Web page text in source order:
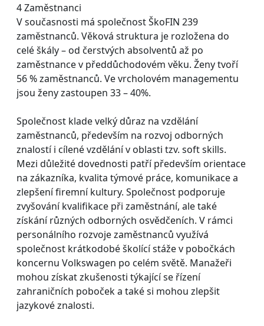
4 Zaměstnanci
V současnosti má společnost ŠkoFIN 239
zaměstnanců. Věková struktura je rozložena do
celé škály – od čerstvých absolventů až po
zaměstnance v předdůchodovém věku. Ženy tvoří
56 % zaměstnanců. Ve vrcholovém managementu
jsou ženy zastoupen 33 – 40%.
Společnost klade velký důraz na vzdělání
zaměstnanců, především na rozvoj odborných
znalostí i cílené vzdělání v oblasti tzv. soft skills.
Mezi důležité dovednosti patří především orientace
na zákazníka, kvalita týmové práce, komunikace a
zlepšení firemní kultury. Společnost podporuje
zvyšování kvalifikace při zaměstnání, ale také
získání různých odborných osvědčeních. V rámci
personálního rozvoje zaměstnanců využívá
společnost krátkodobé školící stáže v pobočkách
koncernu Volkswagen po celém světě. Manažeři
mohou získat zkušenosti týkající se řízení
zahraničních poboček a také si mohou zlepšit
jazykové znalosti.